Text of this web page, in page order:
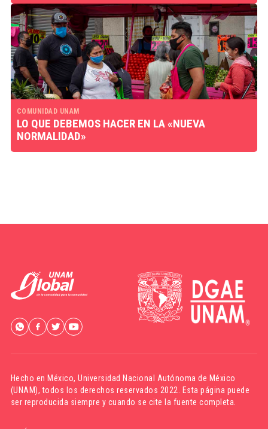
COMUNIDAD UNAM
LO QUE DEBEMOS HACER EN LA «NUEVA
NORMALIDAD»
Hecho en México,Universidad Nacional Autónoma de México
(UNAM), todos los derechos reservados 2022. Esta página puede
ser reproducida siempre y cuando se cite la fuente completa.